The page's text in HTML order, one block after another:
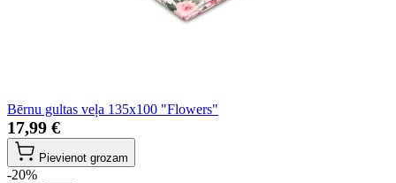
Bērnu gultas veļa 135x100 "Flowers"
17,99 €
Pievienot grozam
-20%